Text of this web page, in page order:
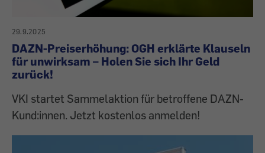
29.9.2025
DAZN-Preiserhöhung: OGH erklärte Klauseln
für unwirksam – Holen Sie sich Ihr Geld
zurück!
VKI startet Sammelaktion für betroffene DAZN-
Kund:innen. Jetzt kostenlos anmelden!